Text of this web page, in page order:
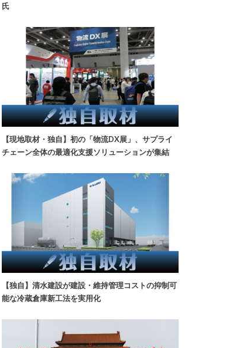
氏
【現地取材・独自】初の「物流DX展」、サプライ
チェーン全体の最適化支援ソリューションが集結
【独自】清水建設が建設・維持管理コストの抑制可
能な冷蔵倉庫新工法を実用化